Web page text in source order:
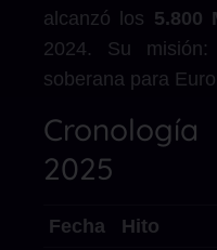
alcanzó los 5.800
2024. Su
soberana para
2025
Fecha Hito